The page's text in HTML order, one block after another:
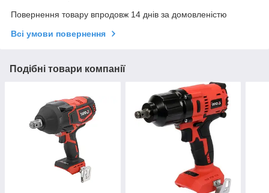
Повернення товару впродовж 14 днів за домовленістю
Всі умови повернення
Подібні товари компанії